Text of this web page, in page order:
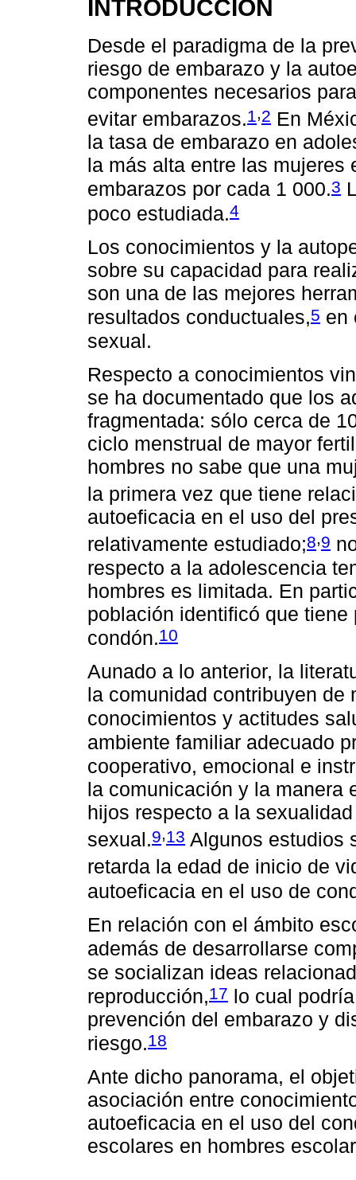
INTRODUCCIÓN
Desde el paradigma de la
riesgo de embarazo y la
componentes necesarios
evitar embarazos.1,2 En
la tasa de embarazo en
la más alta entre las mujeres
embarazos por cada 1 000.3
poco estudiada.4
Los conocimientos y la
sobre su capacidad para
son una de las mejores
resultados conductuales,5 en
sexual.
Respecto a conocimientos
se ha documentado que los
fragmentada: sólo cerca de
ciclo menstrual de mayor
hombres no sabe que una
la primera vez que tiene
autoeficacia en el uso del
relativamente estudiado;8,9
respecto a la adolescencia
hombres es limitada. En
población identificó que
condón.10
Aunado a lo anterior, la
la comunidad contribuyen de
conocimientos y actitudes
ambiente familiar adecuado
cooperativo, emocional e
la comunicación y la manera
hijos respecto a la
sexual.9,13 Algunos estudios
retarda la edad de inicio de
autoeficacia en el uso de
En relación con el ámbito
además de desarrollarse
se socializan ideas
reproducción,17 lo cual
prevención del embarazo y
riesgo.18
Ante dicho panorama, el
asociación entre
autoeficacia en el uso del
escolares en hombres